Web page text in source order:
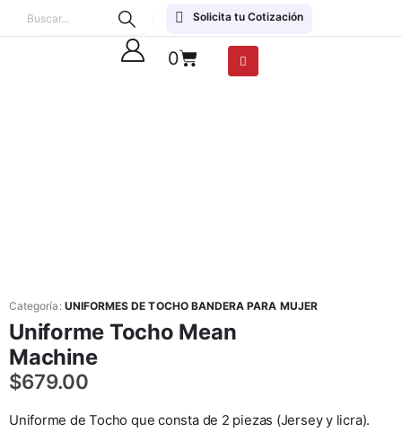
Solicita tu Cotización
0
Categoría: UNIFORMES DE TOCHO BANDERA PARA MUJER
Uniforme Tocho Mean
Machine
$679.00
Uniforme de Tocho que consta de 2 piezas (Jersey y licra).